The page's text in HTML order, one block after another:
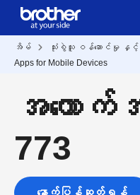
အိမ် သုံးစွဲသူ ဝန်ဆောင်မှု
Apps for Mobile Devices
အထော
773
နောက်ပြန်ဆုတ်ရန်